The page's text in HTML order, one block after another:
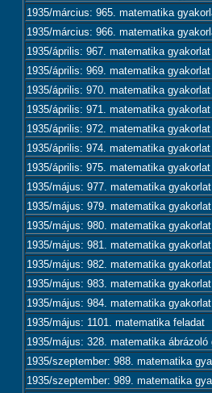
1935/március: 965. matematika
1935/március: 966. matematika
1935/április: 967. matematika gyakorlat
1935/április: 969. matematika gyakorlat
1935/április: 970. matematika gyakorlat
1935/április: 971. matematika gyakorlat
1935/április: 972. matematika gyakorlat
1935/április: 974. matematika gyakorlat
1935/április: 975. matematika gyakorlat
1935/május: 977. matematika gyakorlat
1935/május: 979. matematika gyakorlat
1935/május: 980. matematika gyakorlat
1935/május: 981. matematika gyakorlat
1935/május: 982. matematika gyakorlat
1935/május: 983. matematika gyakorlat
1935/május: 984. matematika gyakorlat
1935/május: 1101. matematika feladat
1935/május: 328. matematika ábrázoló
1935/szeptember: 988. matematika
1935/szeptember: 989. matematika